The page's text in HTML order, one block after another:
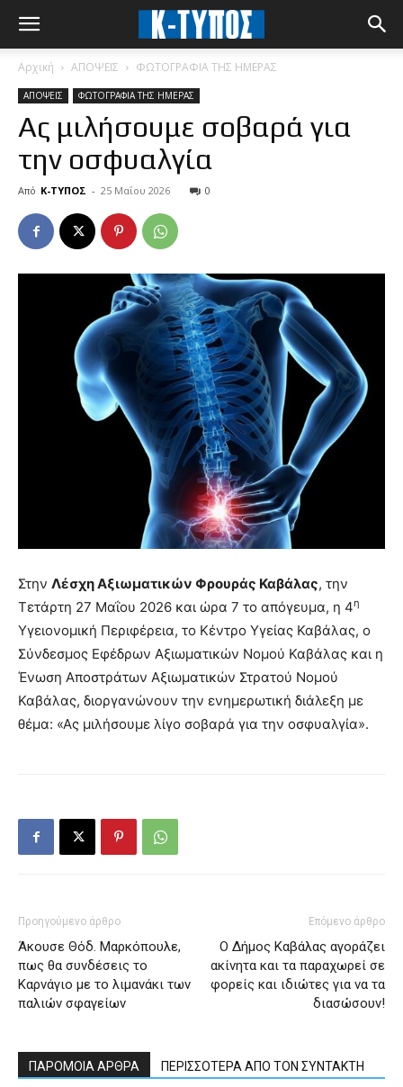
Αρχική ΑΠΟΨΕΙΣ ΦΩΤΟΓΡΑΦΙΑ ΤΗΣ ΗΜΕΡΑΣ
ΑΠΟΨΕΙΣ ΦΩΤΟΓΡΑΦΙΑ ΤΗΣ ΗΜΕΡΑΣ
Ας μιλήσουμε σοβαρά για
την οσφυαλγία
Από Κ-ΤΥΠΟΣ - 25 Μαΐου 2026 0
Στην Λέσχη Αξιωματικών Φρουράς Καβάλας, την
Τετάρτη 27 Μαΐου 2026 και ώρα 7 το απόγευμα, η 4η
Υγειονομική Περιφέρεια, το Κέντρο Υγείας Καβάλας, ο
Σύνδεσμος Εφέδρων Αξιωματικών Νομού Καβάλας και η
Ένωση Αποστράτων Αξιωματικών Στρατού Νομού
Καβάλας, διοργανώνουν την ενημερωτική διάλεξη με
θέμα: «Ας μιλήσουμε λίγο σοβαρά για την οσφυαλγία».
Προηγούμενο άρθρο
Άκουσε Θόδ. Μαρκόπουλε,
πως θα συνδέσεις το
Καρνάγιο με το λιμανάκι των
παλιών σφαγείων
Επόμενο άρθρο
Ο Δήμος Καβάλας αγοράζει
ακίνητα και τα παραχωρεί σε
φορείς και ιδιώτες για να τα
διασώσουν!
ΠΑΡΟΜΟΙΑ ΑΡΘΡΑ ΠΕΡΙΣΣΟΤΕΡΑ ΑΠΟ ΤΟΝ ΣΥΝΤΑΚΤΗ